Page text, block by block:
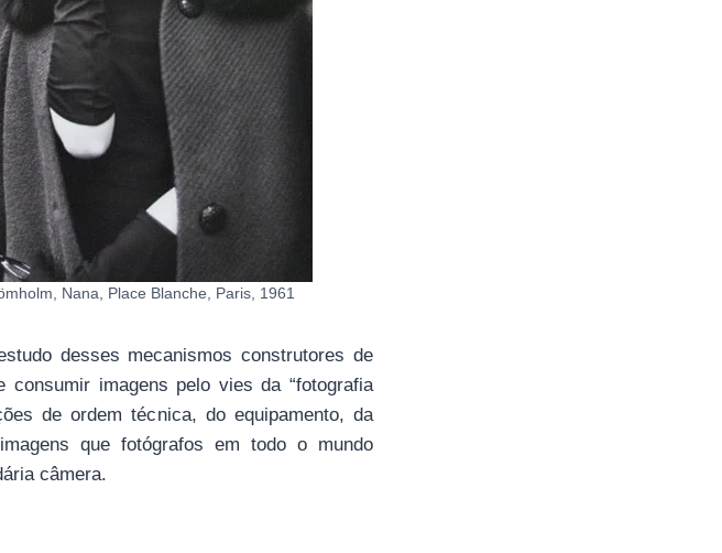
Nana, Place Blanche, Paris, 1961
desses mecanismos construtores de
imagens pelo vies da “fotografia
de ordem técnica, do equipamento, da
que fotógrafos em todo o mundo
câmera.